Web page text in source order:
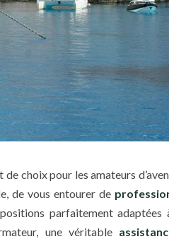
choix pour les amateurs
de vous entourer de
parfaitement adaptées
une véritable